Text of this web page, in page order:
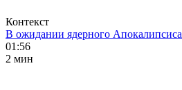
Контекст
В ожидании ядерного Апокалипсиса
01:56
2 мин